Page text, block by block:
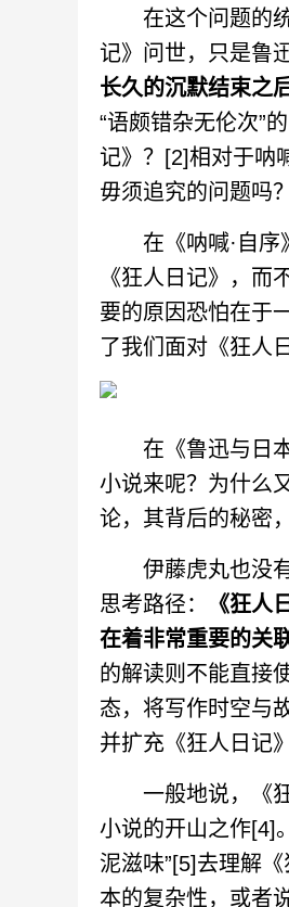
在这个问题的统
记》问世，只是鲁
长久的沉默结束之
“语颇错杂无伦次”
记》？[2]相对于呐
毋须追究的问题吗
在《呐喊·自序》
《狂人日记》，
要的原因恐怕在于
了我们面对《狂人
在《鲁迅与日本
小说来呢？为什么
论，其背后的秘密
伊藤虎丸也没有
思考路径：
《狂人
在着非常重要的关联
的解读则不能直接
态，将写作时空与
并扩充《狂人日记
一般地说，《狂
小说的开山之作[4]
泥滋味”[5]去理解
本的复杂性，或者